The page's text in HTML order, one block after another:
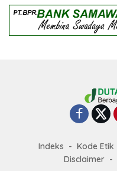
Indeks Kode Etik
Disclaimer